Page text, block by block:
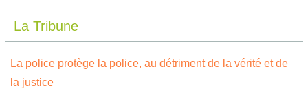
La Tribune
La police protège la police, au détriment de la vérité et de
la justice